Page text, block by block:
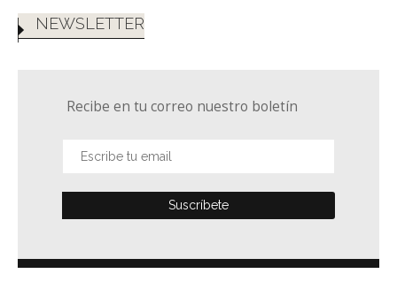
NEWSLETTER
Recibe en tu correo nuestro boletín